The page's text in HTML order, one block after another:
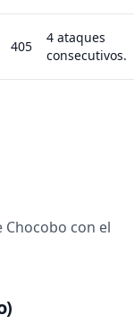
405
4 ataques
consecutivos.
Chocobo con el